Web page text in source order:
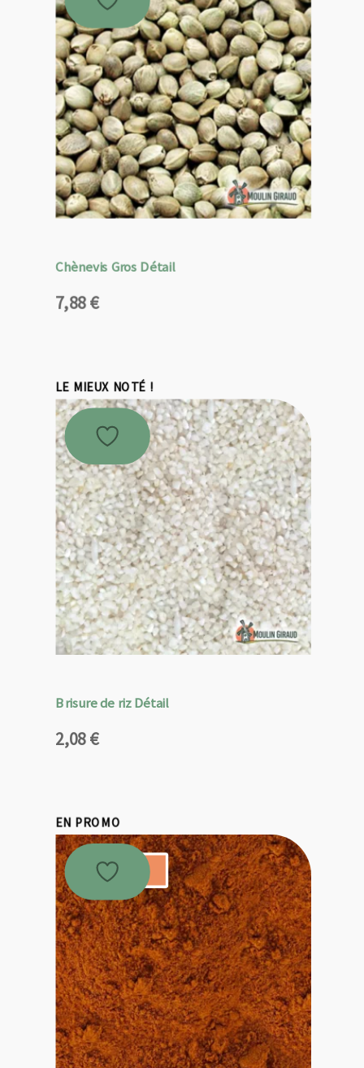
Chènevis Gros Détail
7,88€
LE MIEUX NOTÉ !
Brisure de riz Détail
2,08€
EN PROMO
Promo !